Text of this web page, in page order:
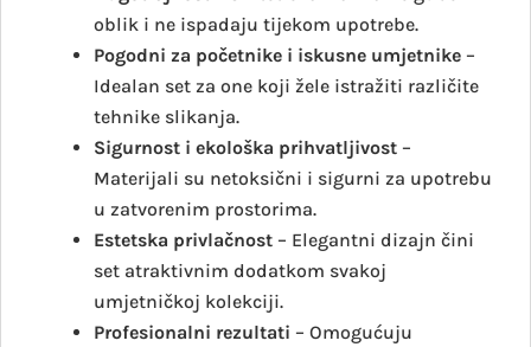
oblik i ne ispadaju tijekom upotrebe.
Pogodni za početnike i iskusne umjetnike –
Idealan set za one koji žele istražiti različite
tehnike slikanja.
Sigurnost i ekološka prihvatljivost –
Materijali su netoksični i sigurni za upotrebu
u zatvorenim prostorima.
Estetska privlačnost – Elegantni dizajn čini
set atraktivnim dodatkom svakoj
umjetničkoj kolekciji.
Profesionalni rezultati – Omogućuju